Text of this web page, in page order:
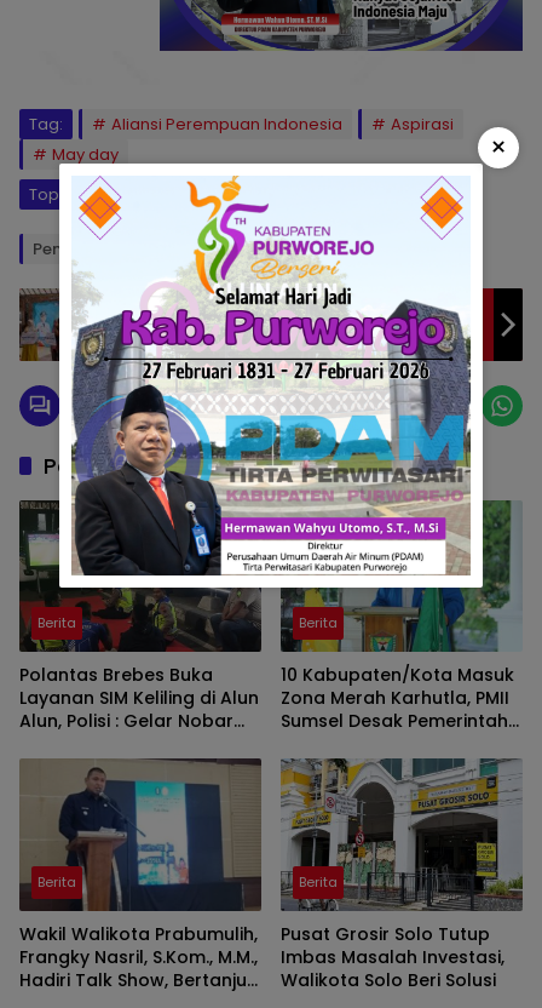
Tag: Aliansi Perempuan Indonesia
Aspirasi
May day
Topik:
Hari Buruh
Penulis: Bara Editor: Okto
May Day 2025: Purbalingga Perkuat
Hubungan Industrial yang Harmonis
Pos Terkait
Berita
Polantas Brebes Buka
Layanan SIM Keliling di Alun
Alun, Polisi : Gelar Nobar
AFF
Berita
10 Kabupaten/Kota Masuk
Zona Merah Karhutla, PMII
Sumsel Desak Pemerintah
Berita
Wakil Walikota Prabumulih,
Frangky Nasril, S.Kom., M.M.,
Hadiri Talk Show, Bertanjuk
Berita
Pusat Grosir Solo Tutup
Imbas Masalah Investasi,
Walikota Solo Beri Solusi
×